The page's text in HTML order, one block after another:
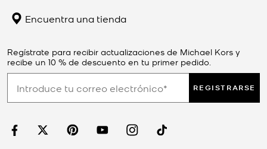
Encuentra una tienda
Regístrate para recibir actualizaciones de Michael Kors y
recibe un 10 % de descuento en tu primer pedido.
REGISTRARSE